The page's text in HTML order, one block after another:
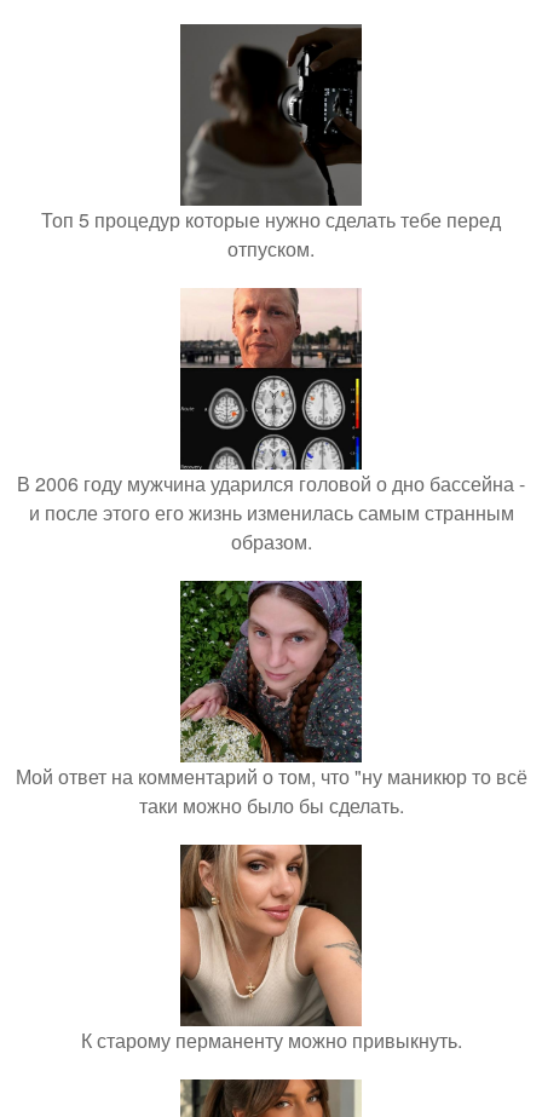
Топ 5 процедур которые нужно сделать тебе перед
отпуском.
В 2006 году мужчина ударился головой о дно бассейна -
и после этого его жизнь изменилась самым странным
образом.
Мой ответ на комментарий о том, что "ну маникюр то всё
таки можно было бы сделать.
К старому перманенту можно привыкнуть.